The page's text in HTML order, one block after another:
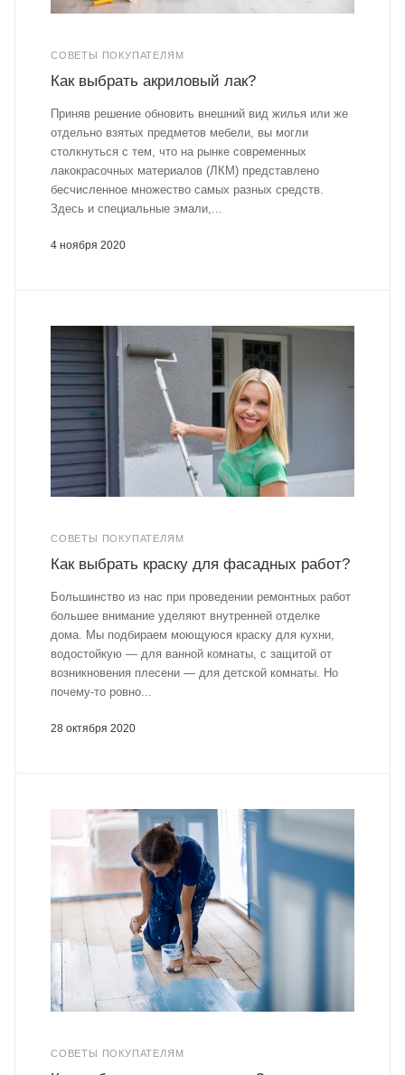
СОВЕТЫ ПОКУПАТЕЛЯМ
4 ноября 2020
Как выбрать акриловый лак?
Приняв решение обновить внешний вид жилья или же
отдельно взятых предметов мебели, вы могли
столкнуться с тем, что на рынке современных
лакокрасочных материалов (ЛКМ) представлено
бесчисленное множество самых разных средств.
Здесь и специальные эмали,...
СОВЕТЫ ПОКУПАТЕЛЯМ
28 октября 2020
Как выбрать краску для фасадных работ?
Большинство из нас при проведении ремонтных работ
большее внимание уделяют внутренней отделке
дома. Мы подбираем моющуюся краску для кухни,
водостойкую — для ванной комнаты, с защитой от
возникновения плесени — для детской комнаты. Но
почему-то ровно...
СОВЕТЫ ПОКУПАТЕЛЯМ